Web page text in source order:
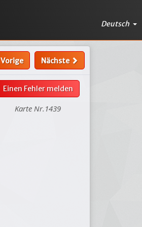
Deutsch
Vorige Nächste
Einen Fehler melden
Karte Nr.1439